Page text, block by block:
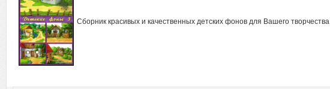
Сборник красивых и качественных детских фонов для Вашего творчества